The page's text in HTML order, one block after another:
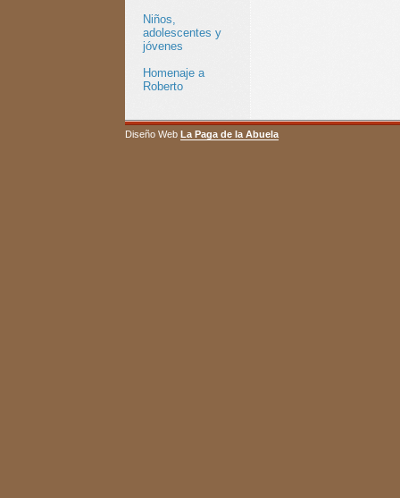
Niños,
adolescentes y
jóvenes
Homenaje a
Roberto
Diseño Web La Paga de la Abuela